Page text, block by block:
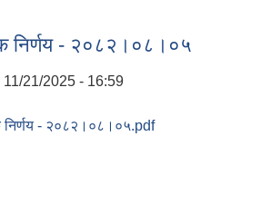
निर्णय - २०८२।०८।०५
11/21/2025 - 16:59
निर्णय - २०८२।०८।०५.pdf